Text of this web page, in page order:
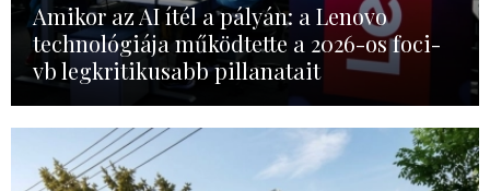
Amikor az AI ítél a pályán: a Lenovo
technológiája működtette a 2026-os foci-
vb legkritikusabb pillanatait